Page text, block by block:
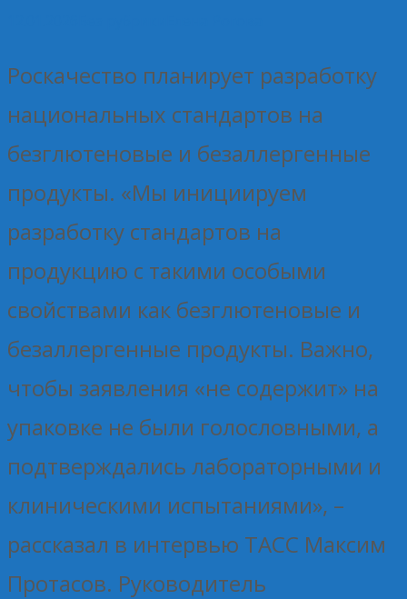
Роскачество планирует разработку
национальных стандартов на
безглютеновые и безаллергенные
продукты. «Мы инициируем
разработку стандартов на
продукцию с такими особыми
свойствами как безглютеновые и
безаллергенные продукты. Важно,
чтобы заявления «не содержит» на
упаковке не были голословными, а
подтверждались лабораторными и
клиническими испытаниями», –
рассказал в интервью ТАСС Максим
Протасов. Руководитель